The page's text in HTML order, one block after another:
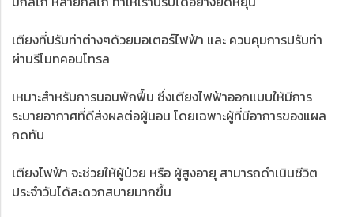
เตียงที่ปรับท่าต่างๆด้วยมอเตอร์ไฟฟ้า และ ควบคุมการปรับท่า
ผ่านรีโมทคอนโทรล
เหมาะสำหรับการนอนพักฟื้น ซึ่งเตียงไฟฟ้าออกแบบให้มีการ
ระบายอากาศที่ดีส่งผลต่อผู้นอน โดยเฉพาะผู้ที่มีอาการของแผล
กดทับ
เตียงไฟฟ้า จะช่วยให้ผู้ป่วย หรือ ผู้สูงอายุ สามารถดำเนินชีวิต
ประจำวันได้สะดวกสบายมากขึ้น